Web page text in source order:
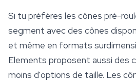
Si tu préfères les cônes pré-
segment avec des cônes
et même en formats
Elements proposent aussi des
moins d'options de taille. Les